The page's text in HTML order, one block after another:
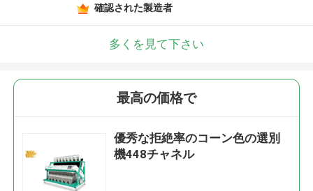
確認された製造者
多くを見て下さい
最高の価格で
優秀な拒絶率のコーン色の選別
機448チャネル